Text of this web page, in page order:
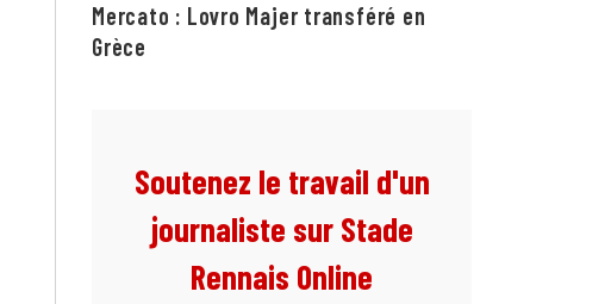
Mercato : Lovro Majer transféré en
Grèce
Soutenez le travail d'un
journaliste sur Stade
Rennais Online